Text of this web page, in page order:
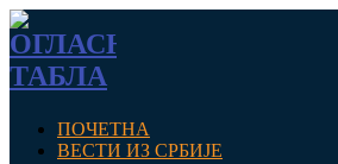
ПОЧЕТНА
ВЕСТИ ИЗ СРБИЈЕ